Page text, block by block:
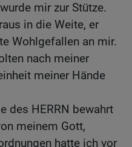
mir zur Stütze.
in die Weite, er
Wohlgefallen an mir.
nach meiner
meiner Hände
des HERRN bewahrt
meinem Gott,
hatte ich vor